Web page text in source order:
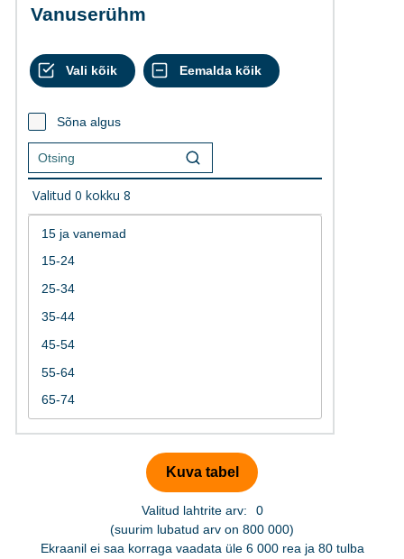
Vanuserühm
Sõna algus
Valitud 0 kokku 8
Valitud lahtrite arv:
0
(suurim lubatud arv on 800 000)
Ekraanil ei saa korraga vaadata üle 6 000 rea ja 80 tulba